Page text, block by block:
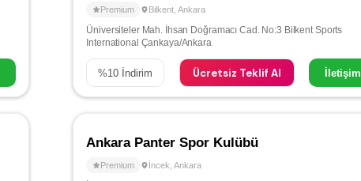
Premium Bilkent ,Ankara
Üniversiteler Mah. İhsan Doğramacı Cad. No:3 Bilkent Sports
International Çankaya/Ankara
%10 İndirim Ücretsiz Teklif Al İletişim
Ankara Panter Spor Kulübü
Premium İncek ,Ankara